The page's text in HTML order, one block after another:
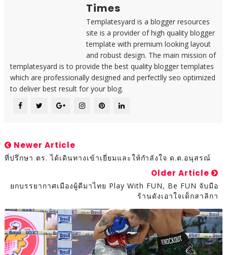
Times
Templatesyard is a blogger resources
site is a provider of high quality blogger
template with premium looking layout
and robust design. The main mission of
templatesyard is to provide the best quality blogger templates
which are professionally designed and perfectlly seo optimized
to deliver best result for your blog.
Newer Article
ที่ปรึกษา ตร. ได้เดินทางเข้าเยี่ยมและให้กำลังใจ ด.ต.อนุสรณ์
Older Article
ยกบรรยากาศเมืองผู้ดีมาไทย Play With FUN, Be FUN จับมือ
ร้านดังเอาใจเด็กสาลิกา